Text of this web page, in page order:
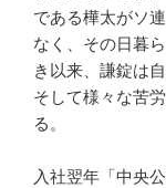
である樺太がソ
なく、その日暮
き以来、謙錠は
そして様々な苦
る。
入社翌年「中央